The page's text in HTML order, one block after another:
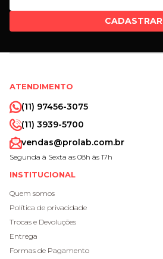
CADASTRAR
ATENDIMENTO
(11) 97456-3075
(11) 3939-5700
vendas@prolab.com.br
Segunda à Sexta as 08h às 17h
INSTITUCIONAL
Quem somos
Política de privacidade
Trocas e Devoluções
Entrega
Formas de Pagamento